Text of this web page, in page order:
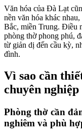
Văn hóa của Đà Lạt
nền văn hóa khác
Bắc, miền Trung. Điều
phòng thờ phong phú,
từ giản dị đến cầu kỳ,
đình.
Vì sao cần
chuyên
Phòng thờ cần
nghiêm và phù